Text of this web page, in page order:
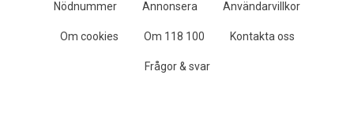
Nödnummer Annonsera Användarvillkor
Om cookies Om 118 100 Kontakta oss
Frågor & svar